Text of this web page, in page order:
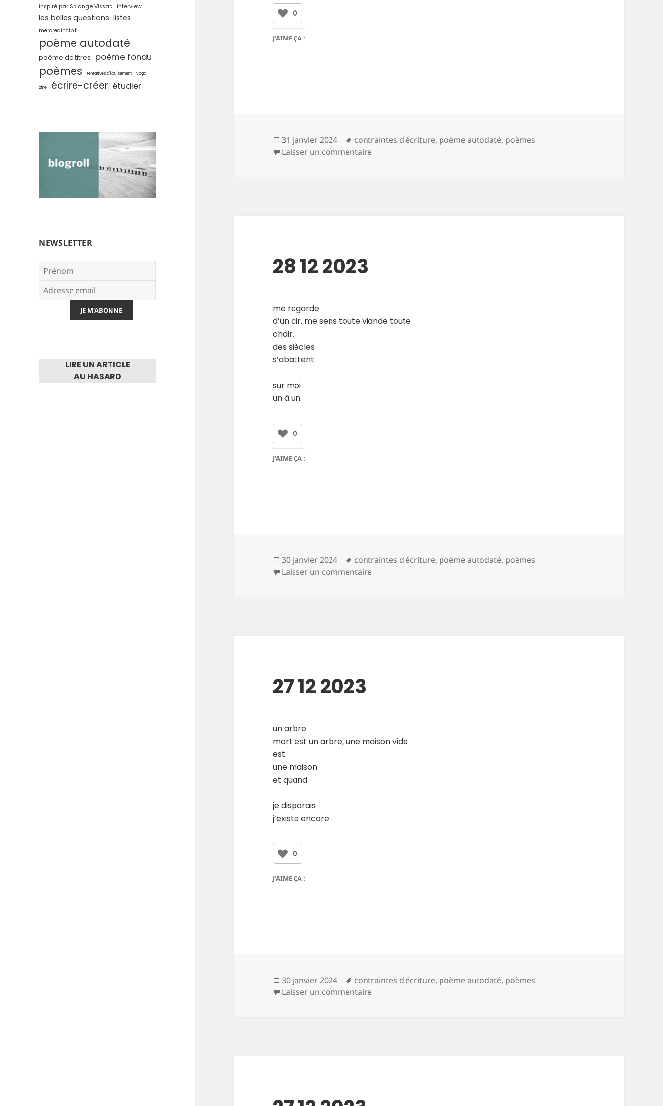
inspiré par Solange Vissac
interview
les belles questions listes
mercredincipit
poème autodaté
poème de titres poème fondu
poèmes tentatives d'épuisement yoga
zine écrire-créer étudier
NEWSLETTER
LIRE UN ARTICLE
AU HASARD
0
J’AIME ÇA :
Publié
le
31 janvier 2024
Mots-
clés
contraintes d'écriture, poème autodaté, poèmes
Laisser un commentairesur 29 12 2023
28 12 2023
me regarde
d’un air. me sens toute viande toute
chair.
des siècles
s’abattent
sur moi
un à un.
0
J’AIME ÇA :
Publié
le
30 janvier 2024
Mots-
clés
contraintes d'écriture, poème autodaté, poèmes
Laisser un commentairesur 28 12 2023
27 12 2023
un arbre
mort est un arbre, une maison vide
est
une maison
et quand
je disparais
j’existe encore
0
J’AIME ÇA :
Publié
le
30 janvier 2024
Mots-
clés
contraintes d'écriture, poème autodaté, poèmes
Laisser un commentairesur 27 12 2023